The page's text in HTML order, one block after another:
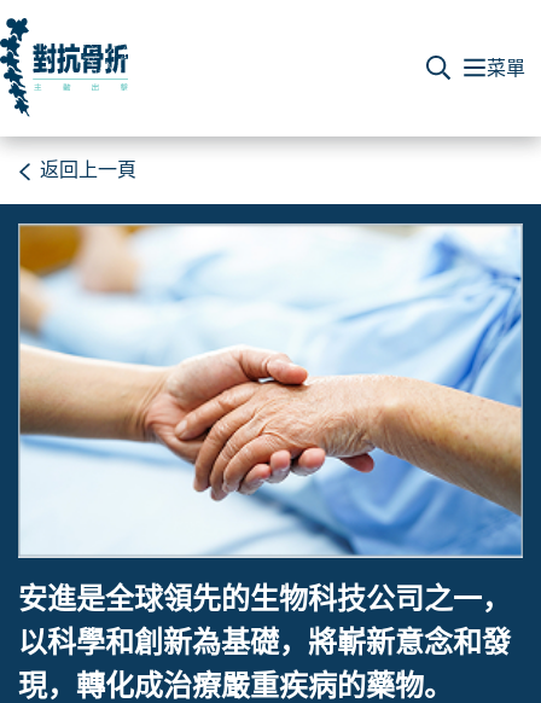
返回上一頁
安進是全球領先的生物科技公司之一，
以科學和創新為基礎，將嶄新意念和發
現，轉化成治療嚴重疾病的藥物。